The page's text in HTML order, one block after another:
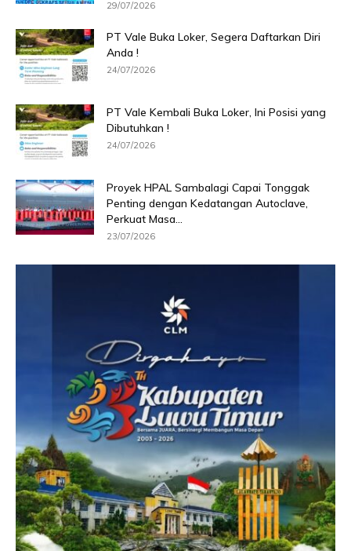
29/07/2026
PT Vale Buka Loker, Segera Daftarkan Diri
Anda !
24/07/2026
PT Vale Kembali Buka Loker, Ini Posisi yang
Dibutuhkan !
24/07/2026
Proyek HPAL Sambalagi Capai Tonggak
Penting dengan Kedatangan Autoclave,
Perkuat Masa...
23/07/2026